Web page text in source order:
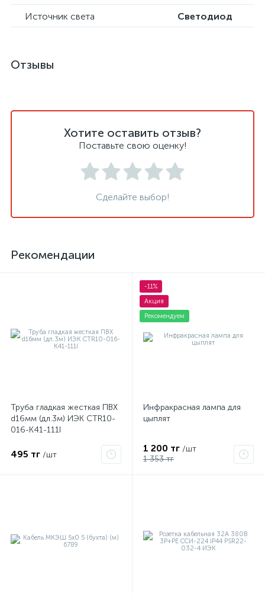
Источник света
Светодиод
Отзывы
Хотите оставить отзыв?
Поставьте свою оценку!
Сделайте выбор!
Рекомендации
Труба гладкая жесткая ПВХ
d16мм (дл.3м) ИЭК CTR10-
016-K41-111I
495 тг /шт
-11%
Акция
Рекомендуем
Инфракрасная лампа для
цыплят
1 200 тг /шт
1 353 тг